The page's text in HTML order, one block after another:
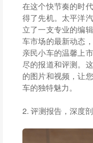
在这个快节奏的时
得了先机。太平洋
立了一支专业的编
车市场的最新动态
亲民小车的温馨上
尽的报道和评测。
的图片和视频，让
车的独特魅力。
2. 评测报告，深度